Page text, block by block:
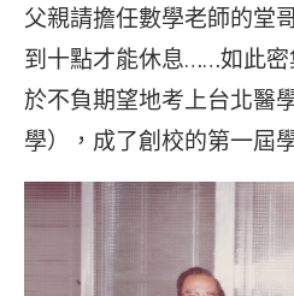
父親請擔任數學老師的堂
到十點才能休息……如此
於不負期望地考上台北醫
學），成了創校的第一屆